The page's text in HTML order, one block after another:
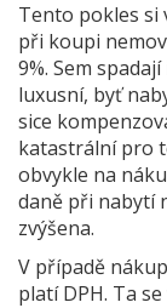
Tento pokles si
při koupi
9%. Sem
luxusní, byť
sice
katastrální pro
obvykle na
daně při nabytí
zvýšena.
V případě
platí DPH. Ta